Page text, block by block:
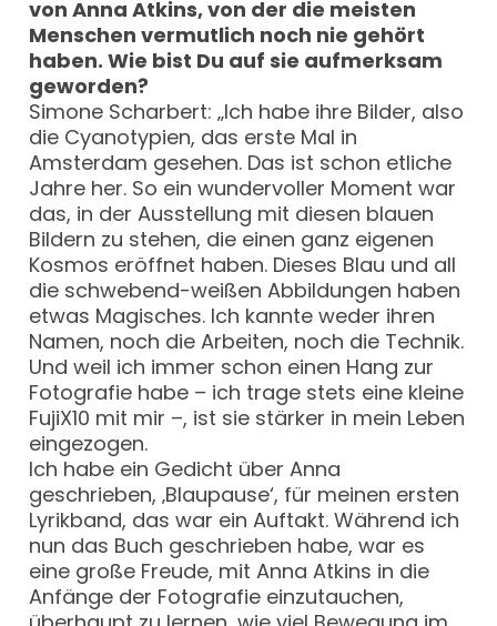
von Anna Atkins, von der die meisten
Menschen vermutlich noch nie gehört
haben. Wie bist Du auf sie aufmerksam
geworden?
Simone Scharbert: „Ich habe ihre Bilder, also
die Cyanotypien, das erste Mal in
Amsterdam gesehen. Das ist schon etliche
Jahre her. So ein wundervoller Moment war
das, in der Ausstellung mit diesen blauen
Bildern zu stehen, die einen ganz eigenen
Kosmos eröffnet haben. Dieses Blau und all
die schwebend-weißen Abbildungen haben
etwas Magisches. Ich kannte weder ihren
Namen, noch die Arbeiten, noch die Technik.
Und weil ich immer schon einen Hang zur
Fotografie habe – ich trage stets eine kleine
FujiX10 mit mir –, ist sie stärker in mein Leben
eingezogen.
Ich habe ein Gedicht über Anna
geschrieben, ‚Blaupause‘, für meinen ersten
Lyrikband, das war ein Auftakt. Während ich
nun das Buch geschrieben habe, war es
eine große Freude, mit Anna Atkins in die
Anfänge der Fotografie einzutauchen,